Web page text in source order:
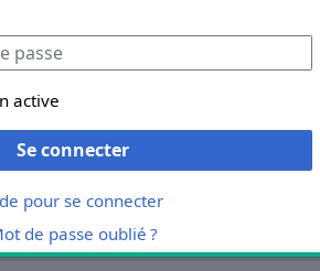
active
Se connecter
pour se connecter
de passe oublié ?